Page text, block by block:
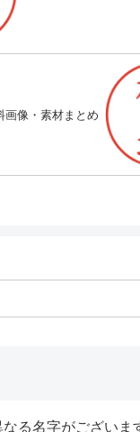
画像・素材まとめ
る名字がございま